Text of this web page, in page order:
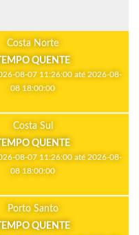
Costa Norte
QUENTE
08-07 11:26:00 até 2026-08-
08 18:00:00
Costa Sul
QUENTE
08-07 11:26:00 até 2026-08-
08 18:00:00
Porto Santo
QUENTE